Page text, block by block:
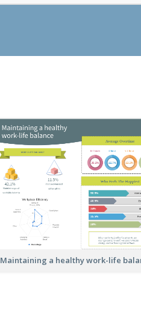
Maintaining a healthy work-life